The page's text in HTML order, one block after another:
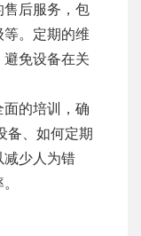
售后服务，包
。定期的维
免设备在关
的培训，确
备、如何定期
减少人为错